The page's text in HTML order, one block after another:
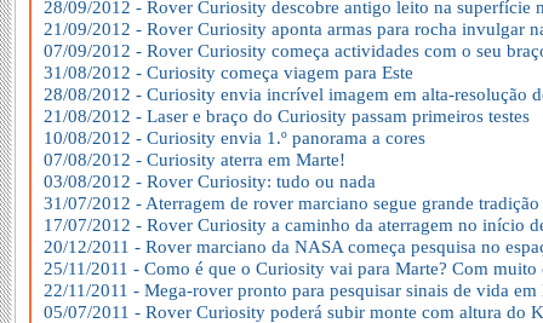
28/09/2012 - Rover Curiosity descobre antigo leito na superfície
21/09/2012 - Rover Curiosity aponta armas para rocha invulgar
07/09/2012 - Rover Curiosity começa actividades com o seu
31/08/2012 - Curiosity começa viagem para Este
28/08/2012 - Curiosity envia incrível imagem em alta-resolução
21/08/2012 - Laser e braço do Curiosity passam primeiros testes
10/08/2012 - Curiosity envia 1.º panorama a cores
07/08/2012 - Curiosity aterra em Marte!
03/08/2012 - Rover Curiosity: tudo ou nada
31/07/2012 - Aterragem de rover marciano segue grande
17/07/2012 - Rover Curiosity a caminho da aterragem no início
20/12/2011 - Rover marciano da NASA começa pesquisa no
25/11/2011 - Como é que o Curiosity vai para Marte? Com muito
22/11/2011 - Mega-rover pronto para pesquisar sinais de vida em
05/07/2011 - Rover Curiosity poderá subir monte com altura do